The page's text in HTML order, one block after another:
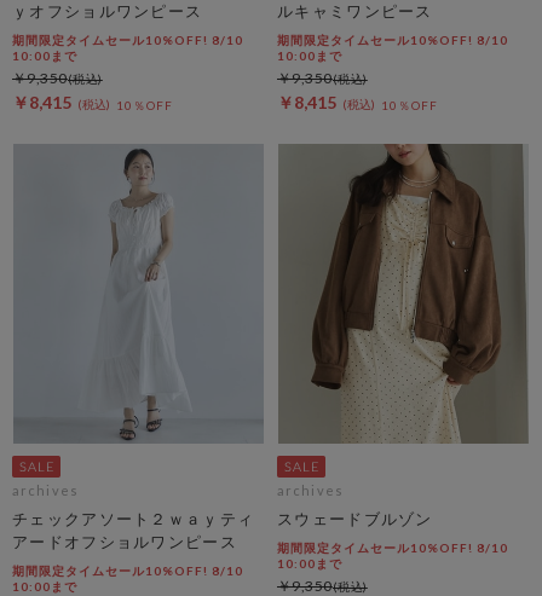
ｙオフショルワンピース
期間限定タイムセール10%OFF! 8/10
10:00まで
￥8,415 10％OFF
￥9,350
ルキャミワンピース
期間限定タイムセール10%OFF! 8/10
10:00まで
￥8,415 10％OFF
￥9,350
archives
チェックアソート２ｗａｙティ
アードオフショルワンピース
期間限定タイムセール10%OFF! 8/10
10:00まで
archives
スウェードブルゾン
期間限定タイムセール10%OFF! 8/10
10:00まで
￥9,350